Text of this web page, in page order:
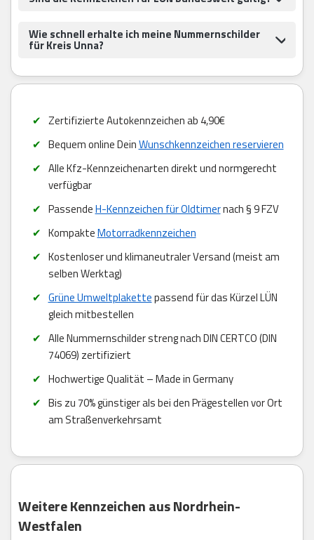
Wie schnell erhalte ich meine Nummernschilder
für Kreis Unna?
Zertifizierte Autokennzeichen ab 4,90€
Bequem online DeinWunschkennzeichen reservieren
Alle Kfz-Kennzeichenarten direkt und normgerecht
verfügbar
PassendeH-Kennzeichen für Oldtimernach § 9 FZV
KompakteMotorradkennzeichen
Kostenloser und klimaneutraler Versand (meist am
selben Werktag)
Grüne Umweltplakettepassend für das Kürzel LÜN
gleich mitbestellen
Alle Nummernschilder streng nach DIN CERTCO (DIN
74069) zertifiziert
Hochwertige Qualität – Made in Germany
Bis zu 70% günstiger als bei den Prägestellen vor Ort
am Straßenverkehrsamt
Weitere Kennzeichen aus Nordrhein-
Westfalen